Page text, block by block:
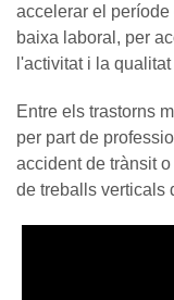
accelerar el
baixa laboral, per
l'activitat i la
Entre els trastorns
per part de
accident de trànsit
de treballs verticals